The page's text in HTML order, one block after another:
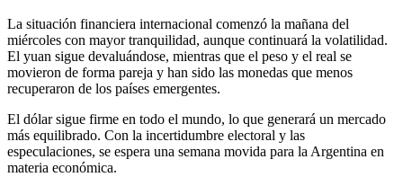
La situación financiera internacional comenzó la mañana del
miércoles con mayor tranquilidad, aunque continuará la volatilidad.
El yuan sigue devaluándose, mientras que el peso y el real se
movieron de forma pareja y han sido las monedas que menos
recuperaron de los países emergentes.
El dólar sigue firme en todo el mundo, lo que generará un mercado
más equilibrado. Con la incertidumbre electoral y las
especulaciones, se espera una semana movida para la Argentina en
materia económica.